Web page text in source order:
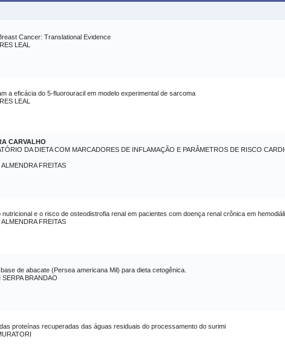
Cancer: Translational Evidence
LEAL
a eficácia do 5-fluorouracil em modelo experimental de sarcoma
LEAL
CARVALHO
DA DIETA COM MARCADORES DE INFLAMAÇÃO E PARÂMETROS DE RISCO
ALMENDRA FREITAS
e o risco de osteodistrofia renal em pacientes com doença renal crônica em
ALMENDRA FREITAS
de abacate (Persea americana Mil) para dieta cetogênica.
BRANDAO
proteínas recuperadas das águas residuais do processamento do surimi